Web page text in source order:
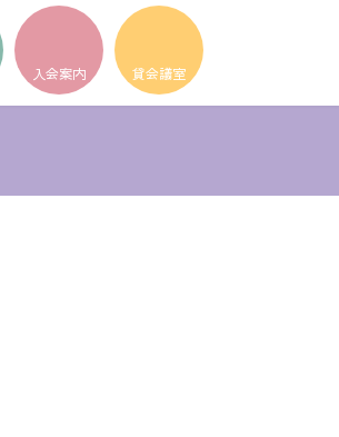
ア
イ
コ
ン
リ
ン
ア
イ
コ
ン
リ
ン